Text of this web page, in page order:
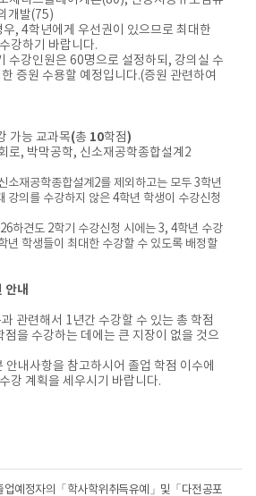
개발(75)
, 4학년에게 우선권이 있으므로 최대한
강하기 바랍니다.
수강인원은 60명으로 설정하되, 강의실 수
증원 수용할 예정입니다.(증원 관련하여
가능 교과목(총 10학점)
로, 박막공학, 신소재공학종합설계 2
소재공학종합설계2를 제외하고는 모두 3학년
강의를 수강하지 않은 4학년 학생이 수강신청
하견도 2학기 수강신청 시에는 3, 4학년 수강
년 학생들이 최대한 수강할 수 있도록 배정할
안내
관련해서 1년간 수강할 수 있는 총 학점
을 수강하는 데에는 큰 지장이 없을 것으
내사항을 참고하시어 졸업 학점 이수에
강 계획을 세우시기 바랍니다.
업예정자의「학사학위취득유예」및「다전공포